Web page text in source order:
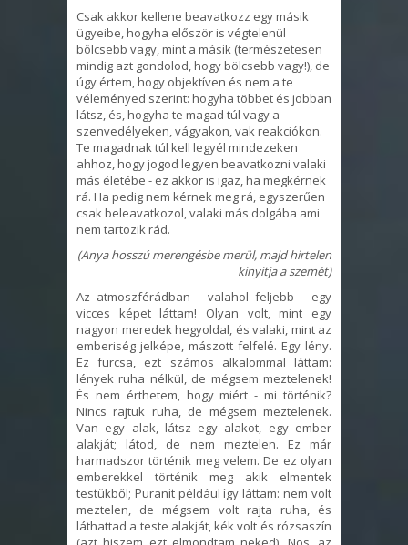
Csak akkor kellene beavatkozz egy másik
ügyeibe, hogyha először is végtelenül
bölcsebb vagy, mint a másik (természetesen
mindig azt gondolod, hogy bölcsebb vagy!), de
úgy értem, hogy objektíven és nem a te
véleményed szerint: hogyha többet és jobban
látsz, és, hogyha te magad túl vagy a
szenvedélyeken, vágyakon, vak reakciókon.
Te magadnak túl kell legyél mindezeken
ahhoz, hogy jogod legyen beavatkozni valaki
más életébe - ez akkor is igaz, ha megkérnek
rá. Ha pedig nem kérnek meg rá, egyszerűen
csak beleavatkozol, valaki más dolgába ami
nem tartozik rád.
(Anya hosszú merengésbe merül, majd hirtelen
kinyitja a szemét)
Az atmoszférádban - valahol feljebb - egy
vicces képet láttam! Olyan volt, mint egy
nagyon meredek hegyoldal, és valaki, mint az
emberiség jelképe, mászott felfelé. Egy lény.
Ez furcsa, ezt számos alkalommal láttam:
lények ruha nélkül, de mégsem meztelenek!
És nem érthetem, hogy miért - mi történik?
Nincs rajtuk ruha, de mégsem meztelenek.
Van egy alak, látsz egy alakot, egy ember
alakját; látod, de nem meztelen. Ez már
harmadszor történik meg velem. De ez olyan
emberekkel történik meg akik elmentek
testükből; Puranit például így láttam: nem volt
meztelen, de mégsem volt rajta ruha, és
láthattad a teste alakját, kék volt és rózsaszín